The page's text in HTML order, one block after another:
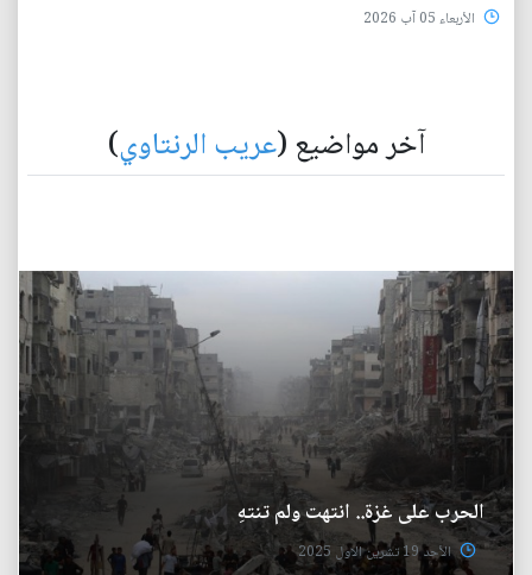
الأربعاء 05 آب 2026
آخر مواضيع (عريب الرنتاوي)
الحرب على غزة.. انتهت ولم تنتهِ
الأحد 19 تشرين الاول 2025